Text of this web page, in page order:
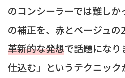
のコンシーラーでは難しか
の補正を、赤とベージュの
革新的な発想で話題になり
仕込む」というテクニッ